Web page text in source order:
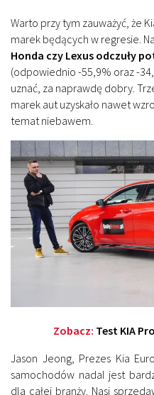
Warto przy tym zauważyć, że
marek będących w regresie.
Honda czy Lexus odczuły
(odpowiednio -55,9% oraz -
uznać, za naprawdę dobry.
marek aut uzyskało nawet
temat niebawem.
Zobacz: Test KIA
Jason Jeong, Prezes Kia
samochodów nadal jest
dla całej branży. Nasi